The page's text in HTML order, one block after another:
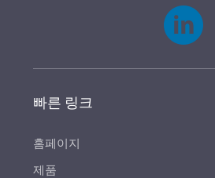
빠른 링크
홈페이지
제품